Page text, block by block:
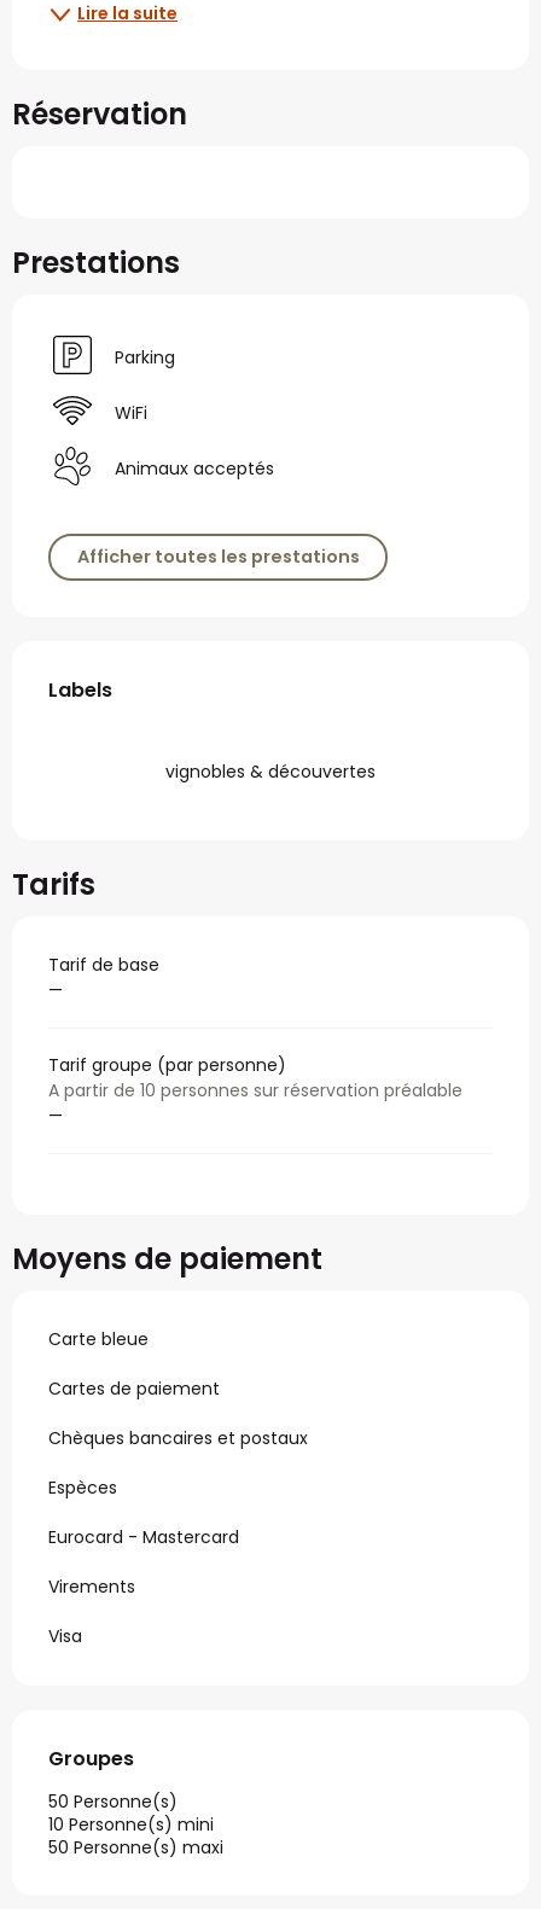
Lire la suite
Réservation
Prestations
Parking
WiFi
Animaux acceptés
Afficher toutes les prestations
Offres de prestations
Labels
Labels
vignobles & découvertes
Tarifs
Tarif de base
—
Tarif groupe (par personne)
A partir de 10 personnes sur réservation préalable
—
Moyens de paiement
Carte bleue
Cartes de paiement
Chèques bancaires et postaux
Espèces
Eurocard - Mastercard
Virements
Visa
Groupes
Groupes
50 Personne(s)
10 Personne(s) mini
50 Personne(s) maxi